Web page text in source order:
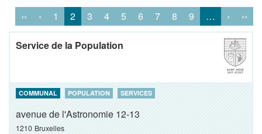
‹‹
‹ 1 2 3 4 5 6 7 8 9 … › ››
Service de la Population
COMMUNAL POPULATION SERVICES
avenue de l'Astronomie 12-13
1210 Bruxelles